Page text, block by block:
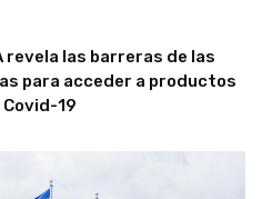
revela las barreras de las
para acceder a productos
19